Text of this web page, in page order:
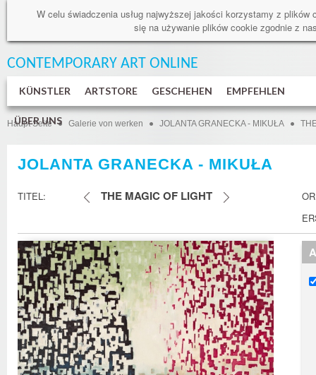
W celu świadczenia usług najwyższej jakości korzystamy z
się na używanie plików cookie zgodnie z
CONTEMPORARY ART ONLINE
KÜNSTLER ARTSTORE GESCHEHEN EMPFEHLEN
ÜBER UNS
Haupt Seite Galerie von werken JOLANTA GRANECKA - MIKUŁA
JOLANTA GRANECKA - MIKUŁA
TITEL: THE MAGIC OF LIGHT